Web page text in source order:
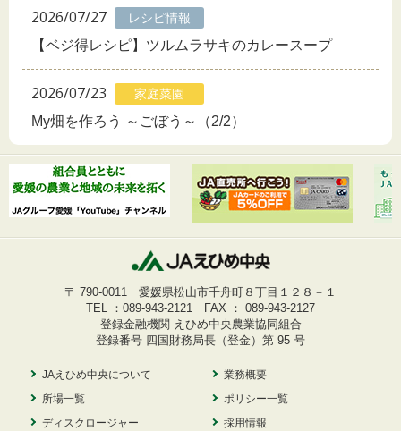
2026/07/27 レシピ情報
【ベジ得レシピ】ツルムラサキのカレースープ
2026/07/23 家庭菜園
My畑を作ろう ～ごぼう～（2/2）
〒 790-0011 愛媛県松山市千舟町８丁目１２８－１
TEL ： 089-943-2121
FAX ： 089-943-2127
登録金融機関 えひめ中央農業協同組合
登録番号 四国財務局長（登金）第 95 号
JAえひめ中央について
業務概要
所場一覧
ポリシー一覧
ディスクロージャー
採用情報